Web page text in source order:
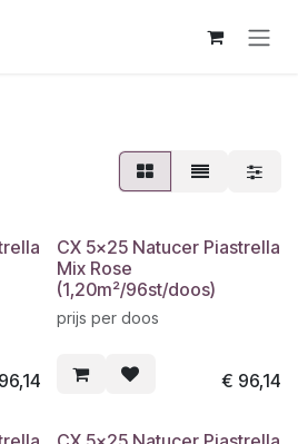
96,14
CX 5x25 Natucer Piastrella
Mix Rose
(1,20m²/96st/doos)
prijs per doos
€ 96,14